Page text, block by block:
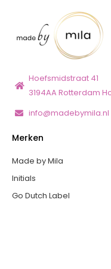
Hoefsmidstraat 41
3194AA Rotterdam
info@madebymila.nl
Merken
Made by Mila
Initials
Go Dutch Label